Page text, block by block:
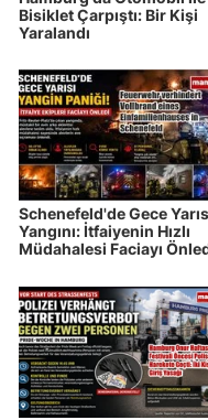
Bisiklet Çarpıştı: Bir Kişi
Yaralandı
Schenefeld'de Gece
Yangını: İtfaiyenin Hızlı
Müdahalesi Faciayı